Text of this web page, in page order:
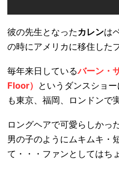
彼の先生となったカレンは
の時にアメリカに移住した
毎年来日しているバーン・
Floor）
というダンスショ
も東京、福岡、ロンドンで
ロングヘアで可愛らしかっ
男の子のようにムキムキ・
て・・・ファンとしてはち